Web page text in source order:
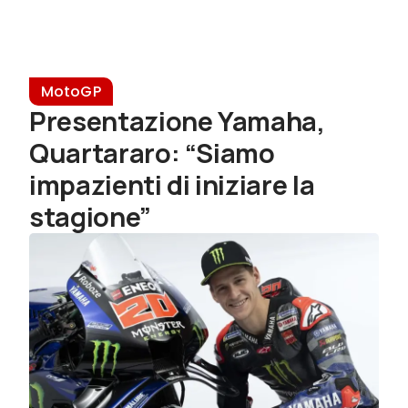
MotoGP
Presentazione Yamaha,
Quartararo: “Siamo
impazienti di iniziare la
stagione”